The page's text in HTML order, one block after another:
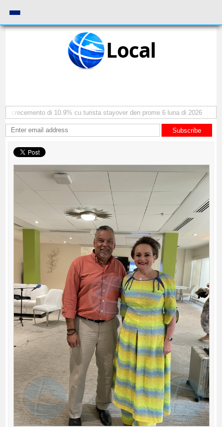
Local
crecemento di 10.9% cu turista stayover den prome 6 luna di 2026
Subscribe